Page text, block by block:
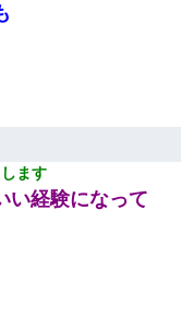
ます
い経験になって